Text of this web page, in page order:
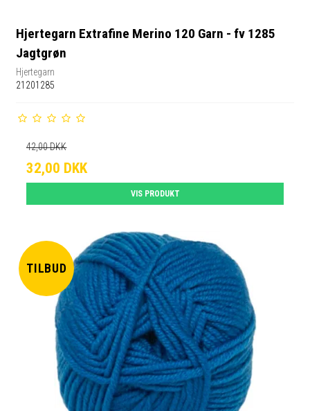
Hjertegarn Extrafine Merino 120 Garn - fv 1285
Jagtgrøn
Hjertegarn
21201285
42,00 DKK
32,00 DKK
VIS PRODUKT
TILBUD